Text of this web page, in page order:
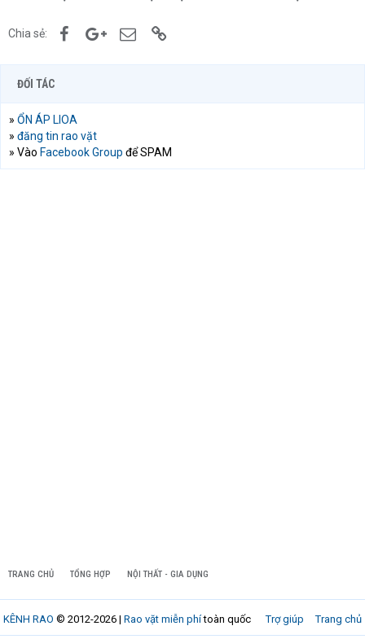
Chia sẻ: FacebookGoogle+Email
ĐỐI TÁC
» ỔN ÁP LIOA
» đăng tin rao vặt
» Vào Facebook Group để SPAM
TRANG CHỦ TỔNG HỢP NỘI THẤT - GIA DỤNG
Trợ giúp Trang chủ
KÊNH RAO © 2012-2026 | Rao vặt miễn phítoàn quốc